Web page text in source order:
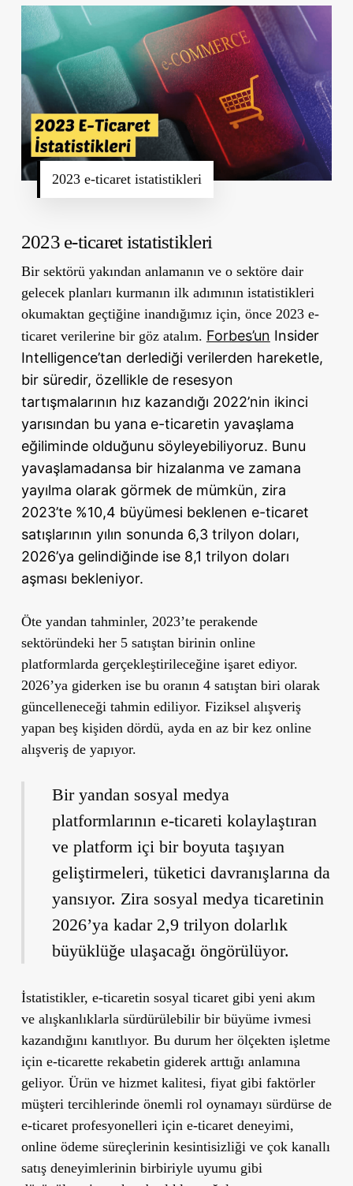
2023 e-ticaret istatistikleri
2023 e-ticaret istatistikleri
Bir sektörü yakından anlamanın ve o sektöre dair
gelecek planları kurmanın ilk adımının istatistikleri
okumaktan geçtiğine inandığımız için, önce 2023 e-
ticaret verilerine bir göz atalım. Forbes’un Insider
Intelligence’tan derlediği verilerden hareketle,
bir süredir, özellikle de resesyon
tartışmalarının hız kazandığı 2022’nin ikinci
yarısından bu yana e-ticaretin yavaşlama
eğiliminde olduğunu söyleyebiliyoruz. Bunu
yavaşlamadansa bir hizalanma ve zamana
yayılma olarak görmek de mümkün, zira
2023’te %10,4 büyümesi beklenen e-ticaret
satışlarının yılın sonunda 6,3 trilyon doları,
2026’ya gelindiğinde ise 8,1 trilyon doları
aşması bekleniyor.
Öte yandan tahminler, 2023’te perakende
sektöründeki her 5 satıştan birinin online
platformlarda gerçekleştirileceğine işaret ediyor.
2026’ya giderken ise bu oranın 4 satıştan biri olarak
güncelleneceği tahmin ediliyor. Fiziksel alışveriş
yapan beş kişiden dördü, ayda en az bir kez online
alışveriş de yapıyor.
Bir yandan sosyal medya
platformlarının e-ticareti kolaylaştıran
ve platform içi bir boyuta taşıyan
geliştirmeleri, tüketici davranışlarına da
yansıyor. Zira sosyal medya ticaretinin
2026’ya kadar 2,9 trilyon dolarlık
büyüklüğe ulaşacağı öngörülüyor.
İstatistikler, e-ticaretin sosyal ticaret gibi yeni akım
ve alışkanlıklarla sürdürülebilir bir büyüme ivmesi
kazandığını kanıtlıyor. Bu durum her ölçekten işletme
için e-ticarette rekabetin giderek arttığı anlamına
geliyor. Ürün ve hizmet kalitesi, fiyat gibi faktörler
müşteri tercihlerinde önemli rol oynamayı sürdürse de
e-ticaret profesyonelleri için e-ticaret deneyimi,
online ödeme süreçlerinin kesintisizliği ve çok kanallı
satış deneyimlerinin birbiriyle uyumu gibi